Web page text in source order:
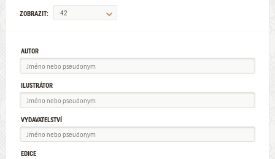
ZOBRAZIT: 42
AUTOR
ILUSTRÁTOR
VYDAVATELSTVÍ
EDICE